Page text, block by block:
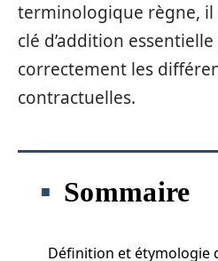
terminologique règne, il
clé d’addition
correctement les
contractuelles.
Sommaire
Définition et étymologie